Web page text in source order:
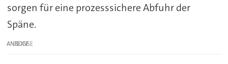
sorgen für eine prozesssichere Abfuhr der
Späne.
ANZEIGE